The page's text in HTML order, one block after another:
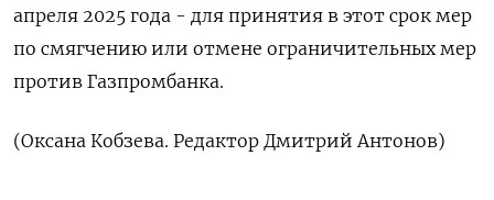
апреля 2025 года - для принятия в этот срок мер
по смягчению или отмене ограничительных мер
против Газпромбанка.
(Оксана Кобзева. Редактор Дмитрий Антонов)